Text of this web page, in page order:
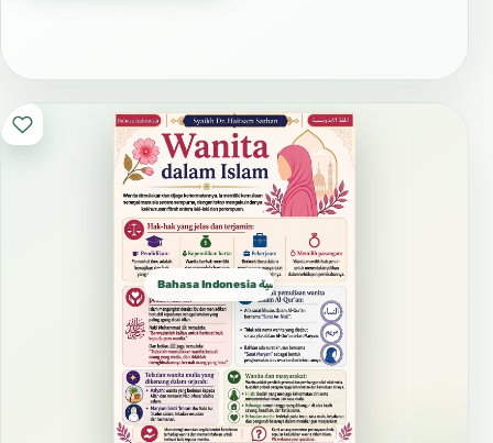
Bahasa Indonesia الإندونيسية